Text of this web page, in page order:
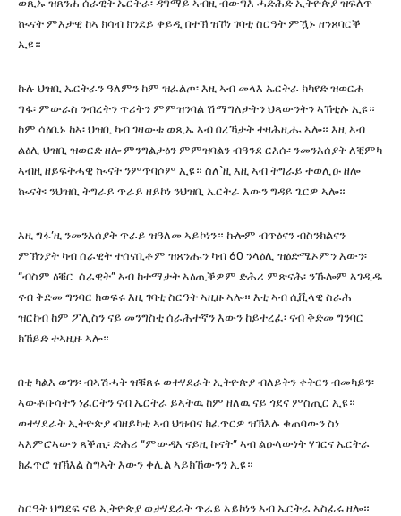
ወጺኡ ዝጸንሐ ሰራዊት ኤርትራ፡ ዳግማይ ኣብዚ ብውግእ ሓድሕድ ኢትዮጵያ ዝፍለጥ
ኲናት ምእታዊ ከኣ ክሳብ ክንደይ ቀይዲ በተኽ ዝኾነ ገባቲ ስርዓት ምዃኑ ዘንጸባርቕ
ኢዩ።
ኩሉ ህዝቢ ኤርትራን ዓለምን ከም ዝፈልጦ፡ እዚ ኣብ መላእ ኤርትራ ክካየድ ዝወርሐ
ግፋ፡ ምውራስ ንብረትን ጥሪትን ምምዝንባል ሽማግለታትን ህጻውንትን ኣኸቲሉ ኢዩ።
ከም ሳዕቤኑ ከኣ፡ ህዝቢ ካብ ገዛውቱ ወጺኡ ኣብ በረኻታት ተዛሕዚሑ ኣሎ። እዚ ኣብ
ልዕሊ ህዝቢ ዝወርድ ዘሎ ምንግልታዕን ምምዝባልን ብዓንደ ርእሱ፡ ንመንእሰያት ለቒምካ
ኣብዚ ዘይፍትሓዊ ኲናት ንምጥባሶም ኢዩ። ስለ`ዚ እዚ ኣብ ትግራይ ተወሊዑ ዘሎ
ኲናት፡ ንህዝቢ ትግራይ ጥራይ ዘይኮነ ንህዝቢ ኤርትራ እውን ግዳይ ጌርዎ ኣሎ።
እዚ ግፋ’ዚ ንመንእሰያት ጥራይ ዝዓለመ ኣይኮነን። ኩሎም ብጥዕናን ብስንክልናን
ምኽንያት ካብ ሰራዊት ተሰናቢቶም ዝጸንሑን ካብ 60 ንላዕሊ ዝዕድሜኦምን እውን፡
“ብስም ዕቑር ሰራዊት” ኣብ ከተማታት ኣዕጢቕዎም ድሕሪ ምጽናሕ፡ ንኹሎም ኣገዲዱ
ናብ ቅድመ ግንባር ክወፍሩ እዚ ገባቲ ስርዓት ኣዚዙ ኣሎ። እቲ ኣብ ሲቪላዊ ስራሕ
ዝርከብ ከም ፖሊስን ናይ መንግስቲ ሰራሕተኛን እውን ከይተረፈ፡ ናብ ቅድመ ግንባር
ክኸይድ ተኣዚዙ ኣሎ።
በቲ ካልእ ወገን፡ ብኣሽሓት ዝቑጸሩ ወተሃደራት ኢትዮጵያ ብለይትን ቀትርን ብመካይን፡
ኣውቶቡሳትን ነፈርትን ናብ ኤርትራ ይኣትዉ ከም ዘለዉ ናይ ጎደና ምስጢር ኢዩ።
ወተሃደራት ኢትዮጵያ ብዘይካቲ ኣብ ህዝብና ክፈጥርዎ ዝኽእሉ ቁጠባውን ስነ
ኣእምሮኣውን ጸቕጢ፡ ድሕሪ “ምውዳእ ናይዚ ኩናት” ኣብ ልዑላውነት ሃገርና ኤርትራ
ክፈጥሮ ዝኽእል ስግኣት እውን ቀሊል ኣይክኸውንን ኢዩ።
ስርዓት ህግደፍ ናይ ኢትዮጵያ ወታሃደራት ጥራይ ኣይኮነን ኣብ ኤርትራ ኣስፊሩ ዘሎ።